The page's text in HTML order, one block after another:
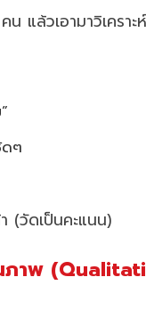
แล้วเอามาวิเครา
ดๆ
(วัดเป็นคะแนน)
ภาพ